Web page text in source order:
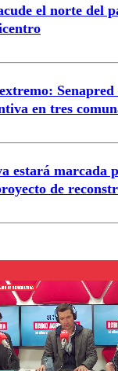
el norte del
en tres
estará marcada
de